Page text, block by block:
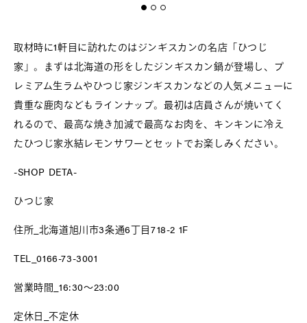
取材時に1軒目に訪れたのはジンギスカンの名店「ひつじ
家」。まずは北海道の形をしたジンギスカン鍋が登場し、プ
レミアム生ラムやひつじ家ジンギスカンなどの人気メニューに
貴重な鹿肉などもラインナップ。最初は店員さんが焼いてく
れるので、最高な焼き加減で最高なお肉を、キンキンに冷え
たひつじ家氷結レモンサワーとセットでお楽しみください。
-SHOP DETA-
ひつじ家
住所_北海道旭川市3条通6丁目718-2 1F
TEL_0166-73-3001
営業時間_16:30〜23:00
定休日_不定休